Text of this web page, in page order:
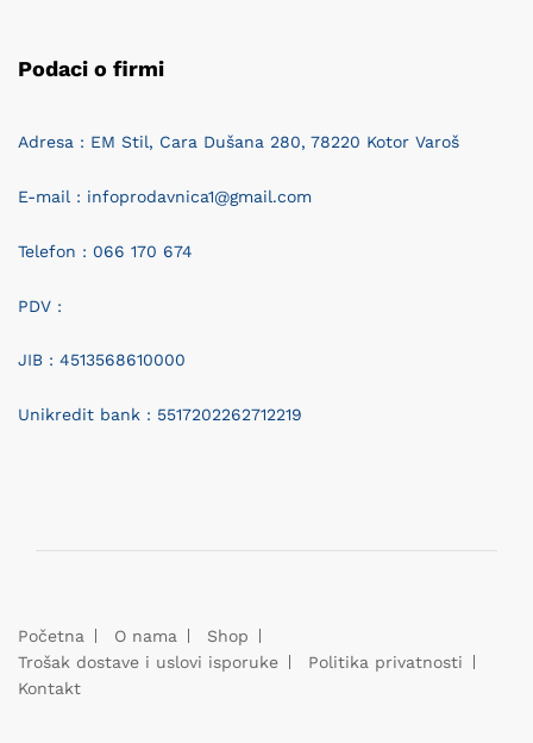
Podaci o firmi
Adresa : EM Stil, Cara Dušana 280, 78220 Kotor Varoš
E-mail : infoprodavnica1@gmail.com
Telefon : 066 170 674
PDV :
JIB : 4513568610000
Unikredit bank : 5517202262712219
Početna O nama
Shop
Trošak dostave i uslovi isporuke
Politika privatnosti
Kontakt